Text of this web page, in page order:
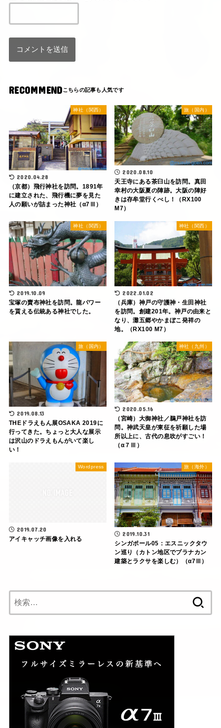
RECOMMEND
神社（関西）
2020.04.28
（京都）飛行神社を訪問。1891年
に建立された、飛行機に夢を見た
人の願いが詰まった神社（α7Ⅲ）
旅（国内）
2020.08.10
天王寺にある茶臼山を訪問。真田
幸村の大阪夏の陣跡。大阪の陣好
きは存牟堂行くべし！（RX100
M7）
神社（関西）
2019.10.09
宝塚の賣布神社を訪問。龍パワー
を貰える伝統ある神社でした。
神社（関西）
2022.01.02
（兵庫）神戸の守護神・生田神社
を訪問。創建201年。神戸の由来と
なり、灘五郷やかまぼこ発祥の
地。（RX100 M7）
旅（国内）
2019.08.13
THEドラえもん展OSAKA 2019に
行ってきた。ちょっと大人な展示
は沢山のドラえもんがいて楽し
い！
神社（九州）
2020.05.16
（宮崎）大御神社／鵜戸神社を訪
問。神武天皇が東征を祈願した場
所以上に、古代の息吹がすごい！
（α７Ⅲ）
Wordpress
2019.07.20
アイキャッチ画像を入れる
旅（海外）
2019.10.31
シンガポール05：エスニックタウ
ン巡り（カトン地区でプラナカン
建築とラクサを楽しむ）（α7Ⅲ）
索: